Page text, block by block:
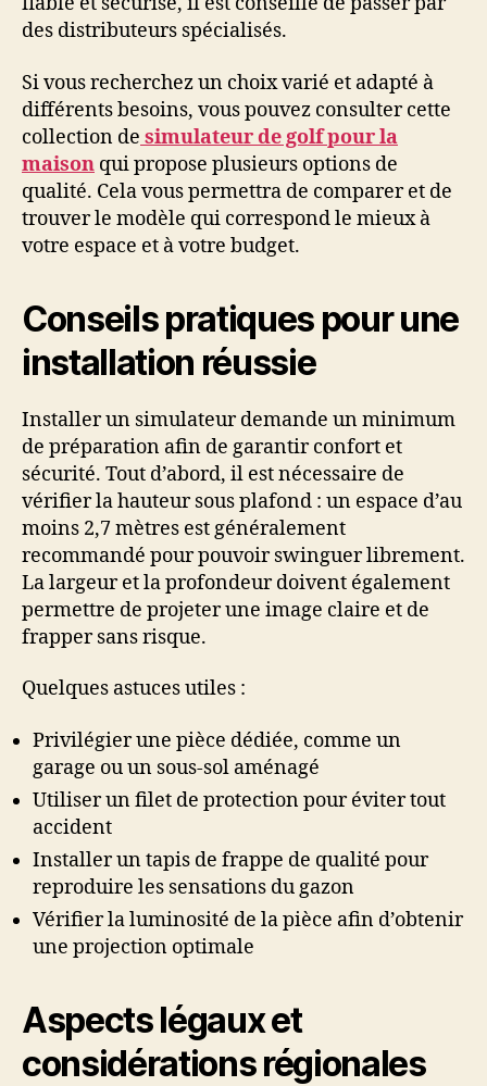
des distributeurs spécialisés.
Si vous recherchez un choix varié et adapté à
différents besoins, vous pouvez consulter cette
collection de simulateur de golf pour la
maison qui propose plusieurs options de
qualité. Cela vous permettra de comparer et de
trouver le modèle qui correspond le mieux à
votre espace et à votre budget.
Conseils pratiques pour une
installation réussie
Installer un simulateur demande un minimum
de préparation afin de garantir confort et
sécurité. Tout d’abord, il est nécessaire de
vérifier la hauteur sous plafond : un espace d’au
moins 2,7 mètres est généralement
recommandé pour pouvoir swinguer librement.
La largeur et la profondeur doivent également
permettre de projeter une image claire et de
frapper sans risque.
Quelques astuces utiles :
Privilégier une pièce dédiée, comme un
garage ou un sous-sol aménagé
Utiliser un filet de protection pour éviter tout
accident
Installer un tapis de frappe de qualité pour
reproduire les sensations du gazon
Vérifier la luminosité de la pièce afin d’obtenir
une projection optimale
Aspects légaux et
considérations régionales